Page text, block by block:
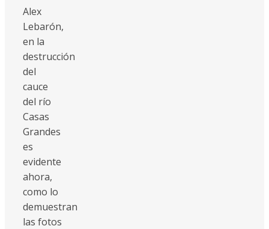
Alex
Lebarón,
en la
destrucción
del
cauce
del río
Casas
Grandes
es
evidente
ahora,
como lo
demuestran
las fotos